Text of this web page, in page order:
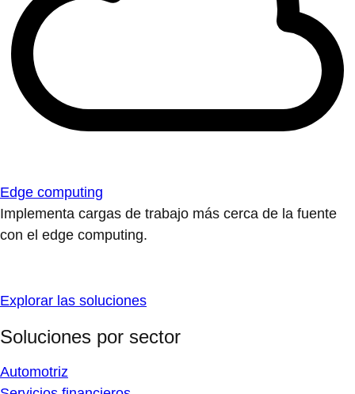
Edge computing
Implementa cargas de trabajo más cerca de la fuente
con el edge computing.
Explorar las soluciones
Soluciones por sector
Automotriz